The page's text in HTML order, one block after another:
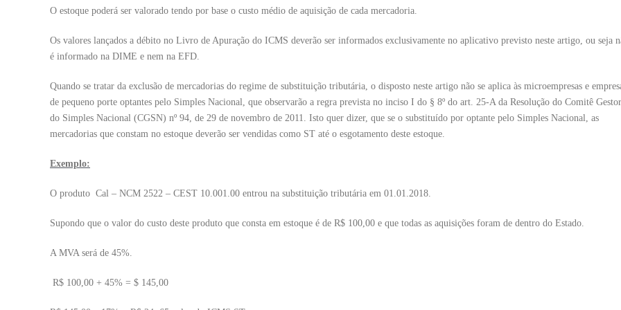
O estoque poderá ser valorado tendo por base o custo médio de aquisição de cada mercadoria.
Os valores lançados a débito no Livro de Apuração do ICMS deverão ser informados exclusivamente no aplicativo previsto neste artigo, ou seja
é informado na DIME e nem na EFD.
Quando se tratar da exclusão de mercadorias do regime de substituição tributária, o disposto neste artigo não se aplica às microempresas e
de pequeno porte optantes pelo Simples Nacional, que observarão a regra prevista no inciso I do § 8º do art. 25-A da Resolução do Comitê Gestor
do Simples Nacional (CGSN) nº 94, de 29 de novembro de 2011. Isto quer dizer, que se o substituído por optante pelo Simples Nacional, as
mercadorias que constam no estoque deverão ser vendidas como ST até o esgotamento deste estoque.
Exemplo:
O produto Cal – NCM 2522 – CEST 10.001.00 entrou na substituição tributária em 01.01.2018.
Supondo que o valor do custo deste produto que consta em estoque é de R$ 100,00 e que todas as aquisições foram de dentro do Estado.
A MVA será de 45%.
R$ 100,00 + 45% = $ 145,00